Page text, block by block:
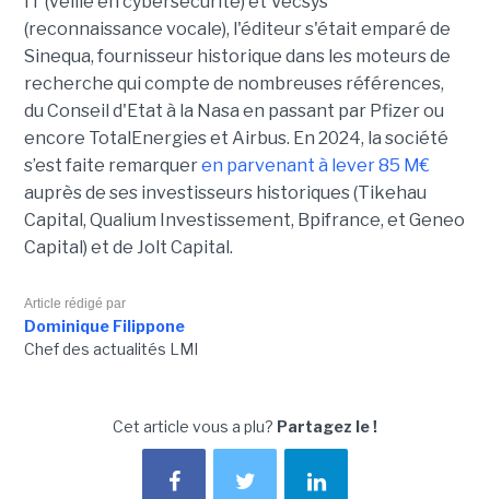
(reconnaissance vocale), l'éditeur s'était emparé de
Sinequa, fournisseur historique dans les moteurs de
recherche qui compte de nombreuses références,
du Conseil d'Etat à la Nasa en passant par Pfizer ou
encore TotalEnergies et Airbus. En 2024, la société
s’est faite remarqueren parvenant à lever 85 M€
auprès de ses investisseurs historiques (Tikehau
Capital, Qualium Investissement, Bpifrance, et Geneo
Capital) et de Jolt Capital.
Article rédigé par
Dominique Filippone
Chef des actualités LMI
Cet article vous a plu? Partagez le !